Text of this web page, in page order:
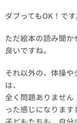
ダブってもOK！です
ただ絵本の読み聞
良いですね。
それ以外の、体操
は、
全く問題ありませ
った感じになります